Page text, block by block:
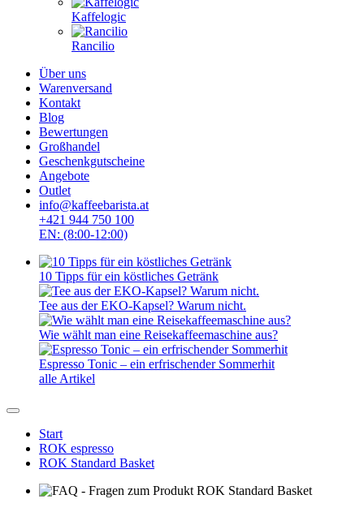
Kaffelogic
Rancilio
Über uns
Warenversand
Kontakt
Blog
Bewertungen
Großhandel
Geschenkgutscheine
Angebote
Outlet
info@kaffeebarista.at
+421 944 750 100
EN: (8:00-12:00)
10 Tipps für ein köstliches Getränk
Tee aus der EKO-Kapsel? Warum nicht.
Wie wählt man eine Reisekaffeemaschine aus?
Espresso Tonic – ein erfrischender Sommerhit
alle Artikel
Start
ROK espresso
ROK Standard Basket